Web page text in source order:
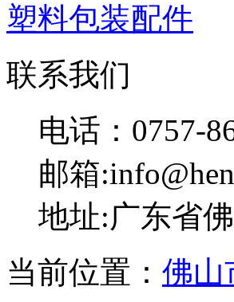
塑料包装配件
联系我们
电话：0757-
邮箱
地址:广东省
当前位置： 佛山